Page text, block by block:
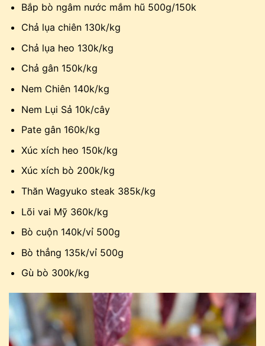
Bắp bò ngâm nước mắm hũ 500g/150k
Chả lụa chiên 130k/kg
Chả lụa heo 130k/kg
Chả gân 150k/kg
Nem Chiên 140k/kg
Nem Lụi Sả 10k/cây
Pate gân 160k/kg
Xúc xích heo 150k/kg
Xúc xích bò 200k/kg
Thăn Wagyuko steak 385k/kg
Lõi vai Mỹ 360k/kg
Bò cuộn 140k/vỉ 500g
Bò thẳng 135k/vỉ 500g
Gù bò 300k/kg